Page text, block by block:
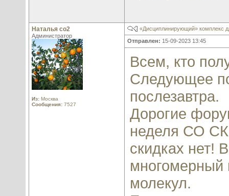
Наталья со2
Администратор
Из: Москва
Сообщения: 7527
«Дисциплинирующий» комплекс
Отправлен: 15-09-2023 13:45
Всем, кто
Следующее
послезавтра.
Дорогие
неделя СО
скидках нет!
многомерный
молекул.